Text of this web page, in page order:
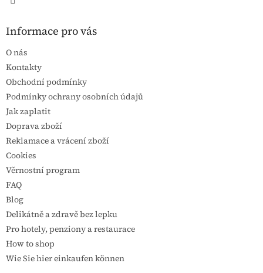
Informace pro vás
O nás
Kontakty
Obchodní podmínky
Podmínky ochrany osobních údajů
Jak zaplatit
Doprava zboží
Reklamace a vrácení zboží
Cookies
Věrnostní program
FAQ
Blog
Delikátně a zdravě bez lepku
Pro hotely, penziony a restaurace
How to shop
Wie Sie hier einkaufen können